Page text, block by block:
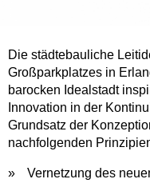
Die städtebauliche
Großparkplatzes in
barocken Idealstadt
Innovation in der
Grundsatz der
nachfolgenden
Vernetzung des